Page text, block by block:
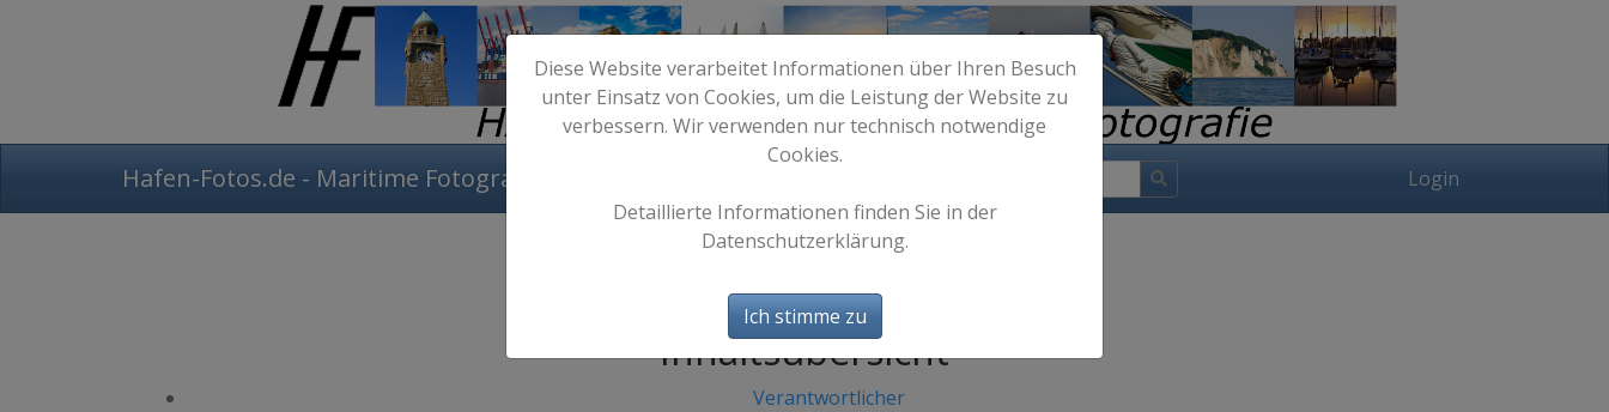
Hafen-Fotos.de - Maritime Fotografie Login
Datenschutzerklärung
Stand: 27. März 2020
Inhaltsübersicht
Verantwortlicher
Diese Website verarbeitet Informationen über Ihren Besuch
unter Einsatz von Cookies, um die Leistung der Website zu
verbessern. Wir verwenden nur technisch notwendige
Cookies.
Detaillierte Informationen finden Sie in der
Datenschutzerklärung.
Ich stimme zu